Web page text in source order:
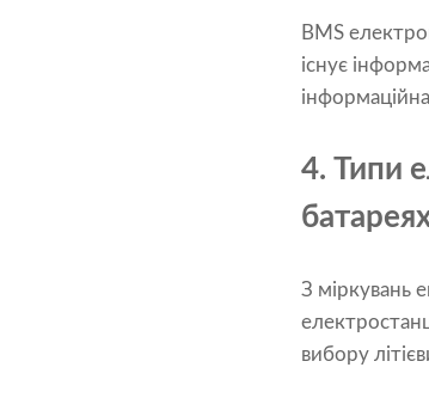
BMS
існує
4. Типи
З міркувань
вибору